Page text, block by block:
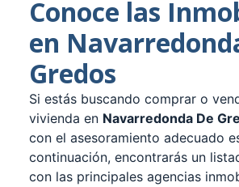
Conoce las
en
Gredos
Si estás buscando comprar o
vivienda en Navarredonda De
con el asesoramiento adecuado
continuación, encontrarás un
con las principales agencias